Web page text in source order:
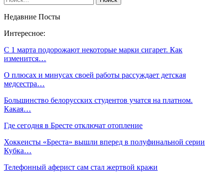
Недавние Посты
Интересное:
С 1 марта подорожают некоторые марки сигарет. Как
изменится…
О плюсах и минусах своей работы рассуждает детская
медсестра…
Большинство белорусских студентов учатся на платном.
Какая…
Где сегодня в Бресте отключат отопление
Хоккеисты «Бреста» вышли вперед в полуфинальной серии
Кубка…
Телефонный аферист сам стал жертвой кражи